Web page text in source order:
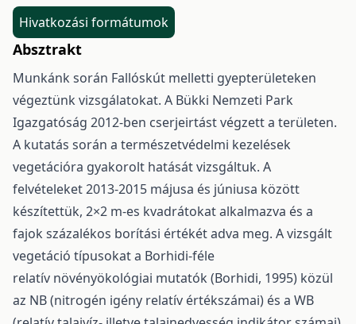
Hivatkozási formátumok
Absztrakt
Munkánk során Fallóskút melletti gyepterületeken
végeztünk vizsgálatokat. A Bükki Nemzeti Park
Igazgatóság 2012-ben cserjeirtást végzett a területen.
A kutatás során a természetvédelmi kezelések
vegetációra gyakorolt hatását vizsgáltuk. A
felvételeket 2013-2015 májusa és júniusa között
készítettük, 2×2 m-es kvadrátokat alkalmazva és a
fajok százalékos borítási értékét adva meg. A vizsgált
vegetáció típusokat a Borhidi-féle
relatív növényökológiai mutatók (Borhidi, 1995) közül
az NB (nitrogén igény relatív értékszámai) és a WB